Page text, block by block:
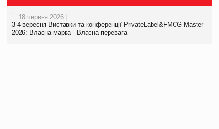
18 червня 2026 |
3-4 вересня Виставки та конференції PrivateLabel&FMCG Master-
2026: Власна марка - Власна перевага